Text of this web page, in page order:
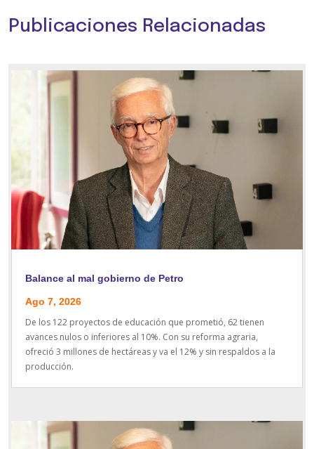
Publicaciones Relacionadas
Balance al mal gobierno de Petro
Ago 7, 2026
De los 122 proyectos de educación que prometió, 62 tienen
avances nulos o inferiores al 10%. Con su reforma agraria,
ofreció 3 millones de hectáreas y va el 12% y sin respaldos a la
producción.